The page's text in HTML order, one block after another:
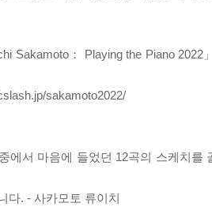
Sakamoto： Playing the Piano 2022
sakamoto2022/
에서 마음에 들었던 12곡의 스케치를
다. - 사카모토 류이치